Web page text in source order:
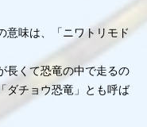
意味は、「ニワトリモド
長くて恐竜の中で走るの
ダチョウ恐竜」とも呼ば